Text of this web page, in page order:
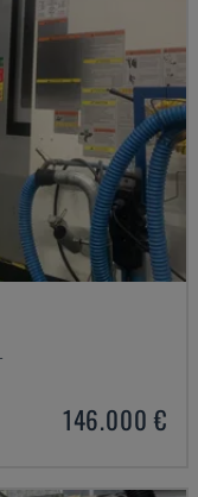
146.000 €